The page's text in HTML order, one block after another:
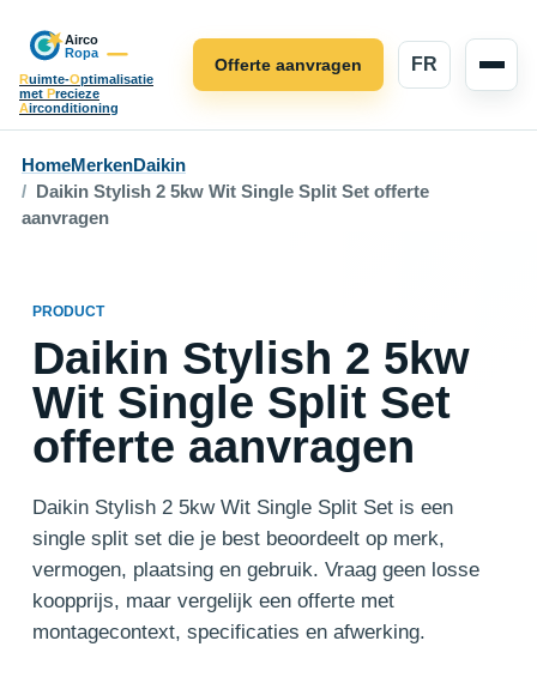
Ruimte-Optimalisatie
met Precieze
Airconditioning
FR
Offerte aanvragen
HomeMerkenDaikin
Daikin Stylish 2 5kw Wit Single Split Set offerte
aanvragen
PRODUCT
Daikin Stylish 2 5kw
Wit Single Split Set
offerte aanvragen
Daikin Stylish 2 5kw Wit Single Split Set is een
single split set die je best beoordeelt op merk,
vermogen, plaatsing en gebruik. Vraag geen losse
koopprijs, maar vergelijk een offerte met
montagecontext, specificaties en afwerking.